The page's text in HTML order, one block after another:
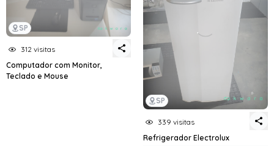
SP
312 visitas
Computador com Monitor,
Teclado e Mouse
SP
339 visitas
Refrigerador Electrolux